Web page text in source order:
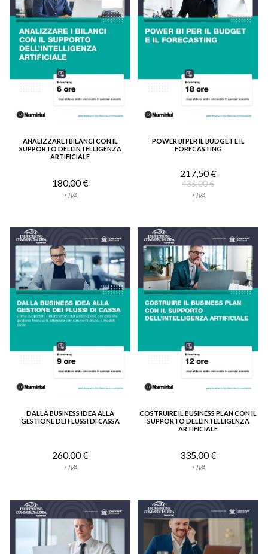
VEDI DETTAGLIO
ANALIZZARE I BILANCI CON IL
SUPPORTO DELL’INTELLIGENZA
ARTIFICIALE
180,00 €
+ IVA
VEDI DETTAGLIO
POWER BI PER IL BUDGET E IL
FORECASTING
217,50 €
435,00 €
+ IVA
VEDI DETTAGLIO
DALLA BUSINESS IDEA ALLA
GESTIONE DEI FLUSSI DI CASSA
260,00 €
+ IVA
VEDI DETTAGLIO
COSTRUIRE IL BUSINESS PLAN CON IL
SUPPORTO DELL’INTELLIGENZA
ARTIFICIALE
335,00 €
+ IVA